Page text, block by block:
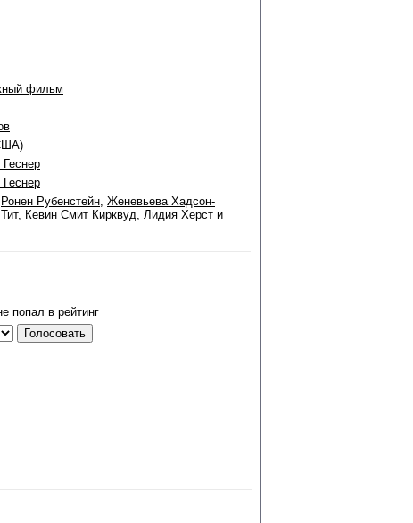
фильм
Ронен Рубенстейн, Женевьева Хадсон-
, Кевин Смит Кирквуд, Лидия Херст и
попал в рейтинг